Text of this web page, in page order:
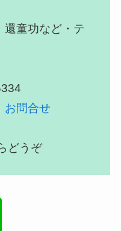
童功など・テ
お問合せ
どうぞ